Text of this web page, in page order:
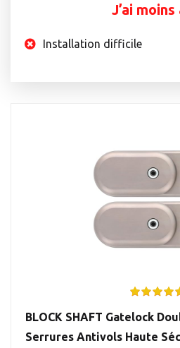
J’ai moins
Installation difficile
BLOCK SHAFT Gatelock
Serrures Antivols Haute